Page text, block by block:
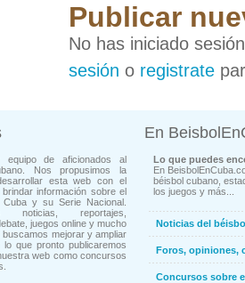
Publicar
No has iniciado
sesión o registrate
equipo de aficionados al
Nos propusimos la
esta web con el
información sobre el
Cuba y su Serie Nacional.
noticias, reportajes,
juegos online y mucho
mejorar y ampliar
que pronto publicaremos
web como concursos
En
Lo que puedes
En
béisbol cubano,
los juegos y más...
Noticias del
Foros, opiniones,
Concursos sobre